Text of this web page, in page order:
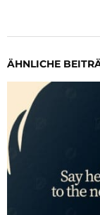
ÄHNLICHE